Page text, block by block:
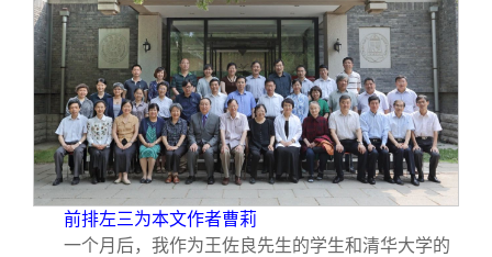
前排左三为本文作者曹莉
一个月后，我作为王佐良先生的学生和清华大学的